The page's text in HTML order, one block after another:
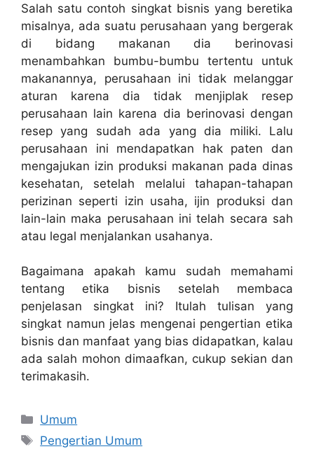
Salah satu contoh singkat bisnis yang beretika
misalnya, ada suatu perusahaan yang bergerak
di bidang makanan dia berinovasi
menambahkan bumbu-bumbu tertentu untuk
makanannya, perusahaan ini tidak melanggar
aturan karena dia tidak menjiplak resep
perusahaan lain karena dia berinovasi dengan
resep yang sudah ada yang dia miliki. Lalu
perusahaan ini mendapatkan hak paten dan
mengajukan izin produksi makanan pada dinas
kesehatan, setelah melalui tahapan-tahapan
perizinan seperti izin usaha, ijin produksi dan
lain-lain maka perusahaan ini telah secara sah
atau legal menjalankan usahanya.
Bagaimana apakah kamu sudah memahami
tentang etika bisnis setelah membaca
penjelasan singkat ini? Itulah tulisan yang
singkat namun jelas mengenai pengertian etika
bisnis dan manfaat yang bias didapatkan, kalau
ada salah mohon dimaafkan, cukup sekian dan
terimakasih.
Categories
Umum
Tags
Pengertian Umum